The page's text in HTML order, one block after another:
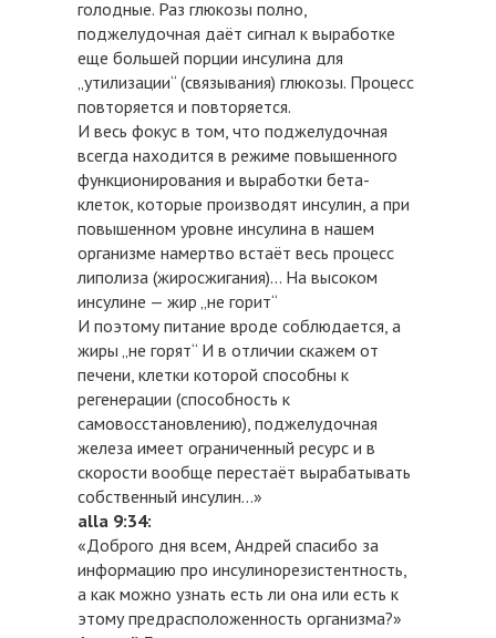
голодные. Раз глюкозы полно,
поджелудочная даёт сигнал к выработке
еще большей порции инсулина для
„утилизации“ (связывания) глюкозы. Процесс
повторяется и повторяется.
И весь фокус в том, что поджелудочная
всегда находится в режиме повышенного
функционирования и выработки бета-
клеток, которые производят инсулин, а при
повышенном уровне инсулина в нашем
организме намертво встаёт весь процесс
липолиза (жиросжигания)... На высоком
инсулине — жир „не горит“
И поэтому питание вроде соблюдается, а
жиры „не горят“ И в отличии скажем от
печени, клетки которой способны к
регенерации (способность к
самовосстановлению), поджелудочная
железа имеет ограниченный ресурс и в
скорости вообще перестаёт вырабатывать
собственный инсулин...»
alla 9:34:
«Доброго дня всем, Андрей спасибо за
информацию про инсулинорезистентность,
а как можно узнать есть ли она или есть к
этому предрасположенность организма?»